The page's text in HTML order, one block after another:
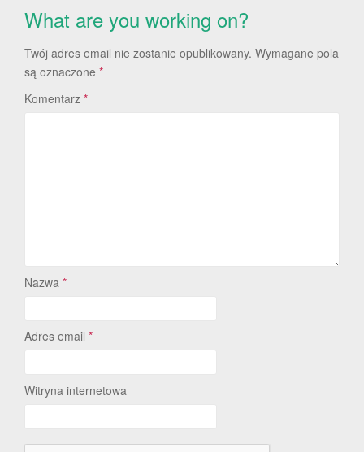
What are you working on?
Twój adres email nie zostanie opublikowany. Wymagane pola
są oznaczone *
Komentarz *
Nazwa *
Adres email *
Witryna internetowa